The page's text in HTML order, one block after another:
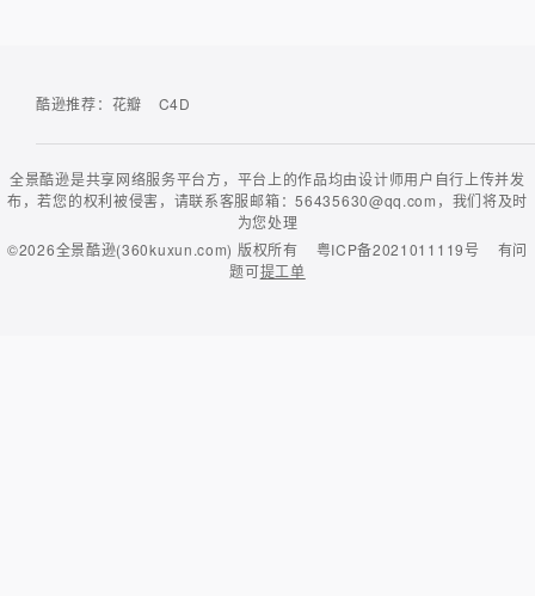
酷逊推荐： 花瓣 C4D
全景酷逊是共享网络服务平台方，平台上的作品均由设计师用户自行上传并发
布，若您的权利被侵害，请联系客服邮箱：56435630@qq.com，我们将及时
为您处理
©2026全景酷逊(360kuxun.com) 版权所有 粤ICP备2021011119号
有问
题可提工单